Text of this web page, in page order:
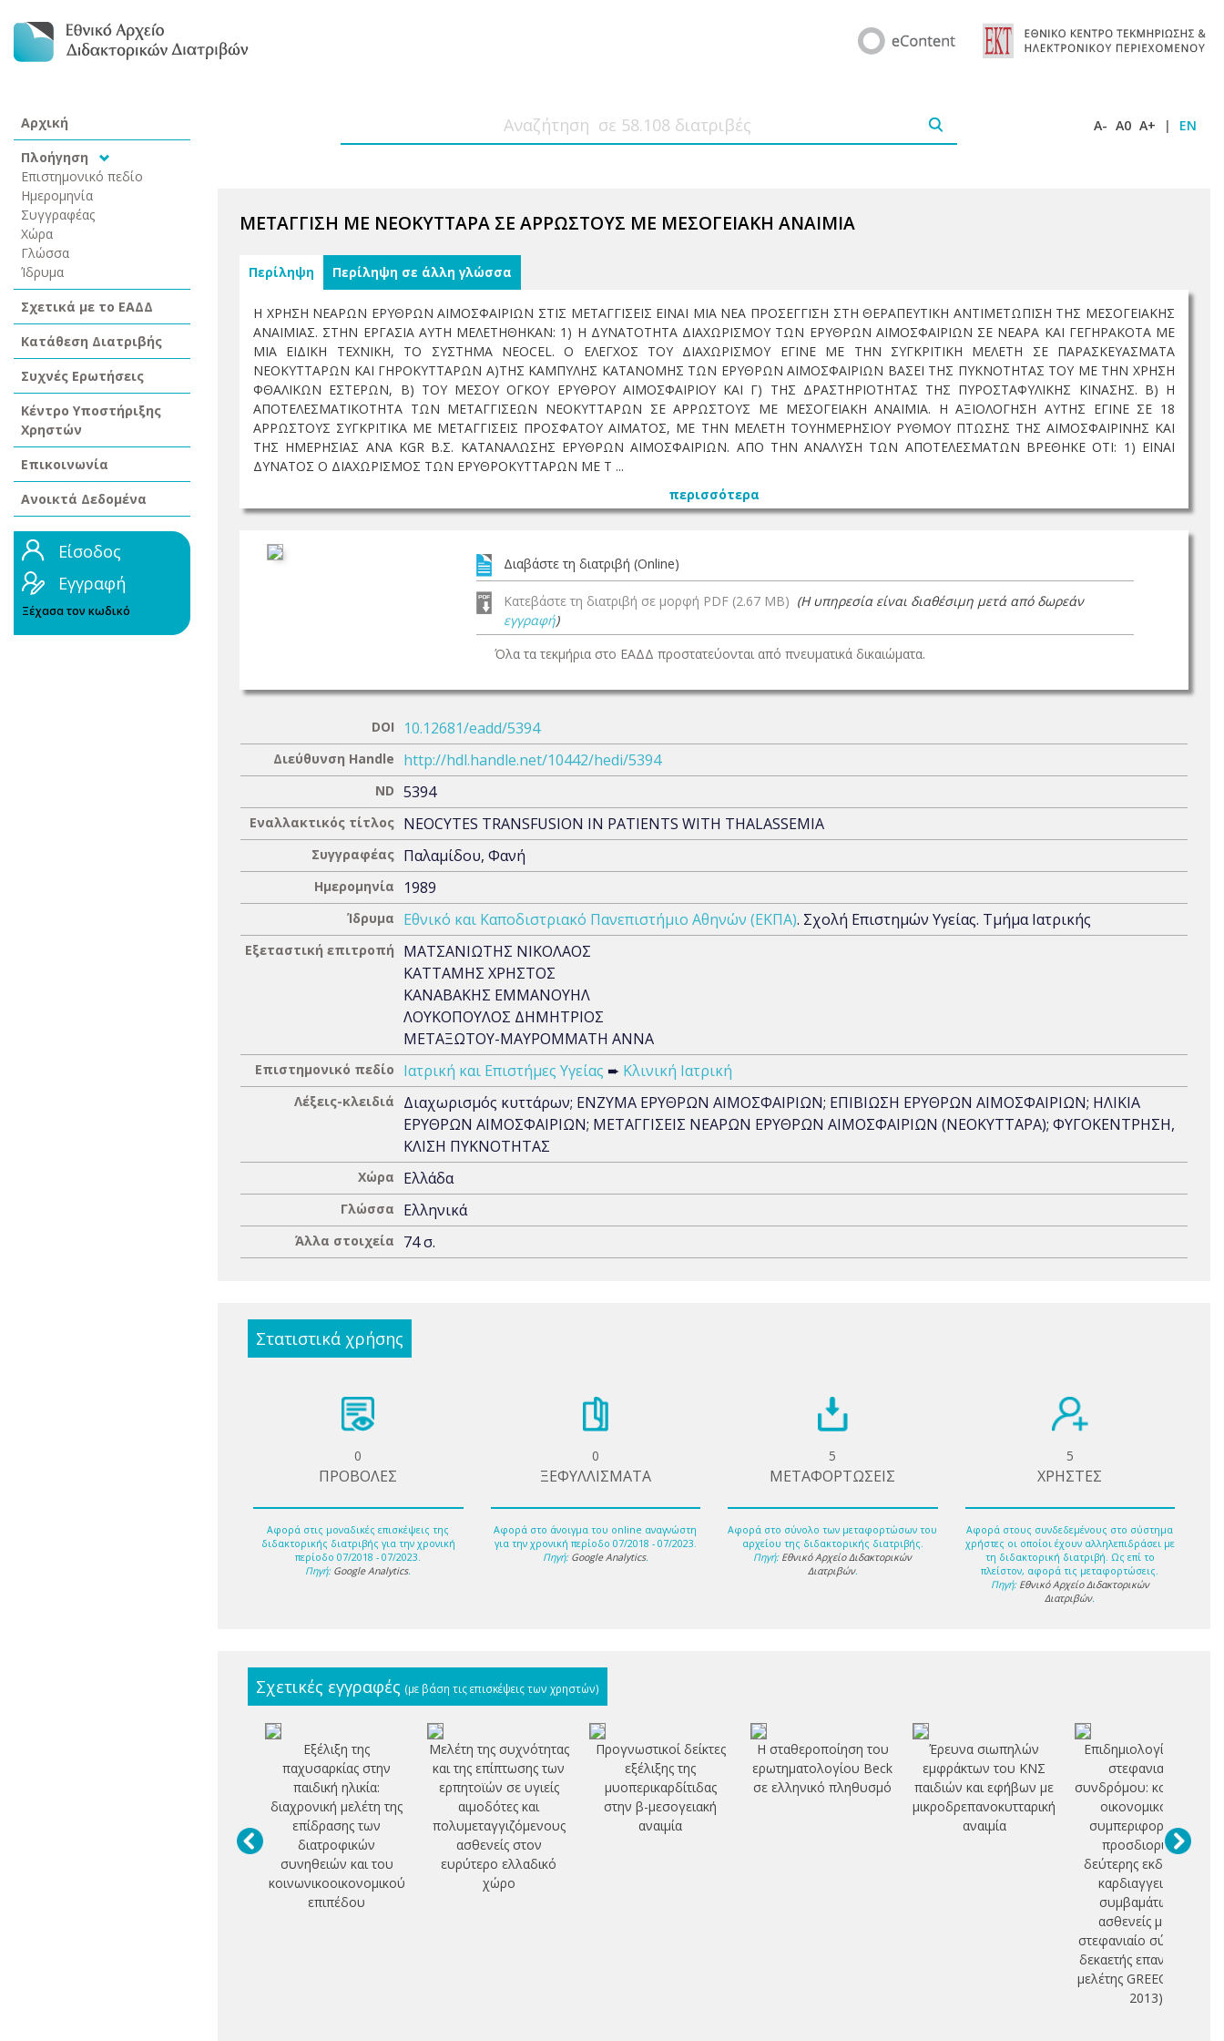
Αρχική
Πλοήγηση
Επιστημονικό πεδίο
Ημερομηνία
Συγγραφέας
Χώρα
Γλώσσα
Ίδρυμα
Σχετικά με το ΕΑΔΔ
Κατάθεση Διατριβής
Συχνές Ερωτήσεις
Κέντρο Υποστήριξης
Χρηστών
Επικοινωνία
Ανοικτά Δεδομένα
Είσοδος
Εγγραφή
Ξέχασα τον κωδικό
A- A0 A+ | EN
ΜΕΤΑΓΓΙΣΗ ΜΕ ΝΕΟΚΥΤΤΑΡΑ ΣΕ ΑΡΡΩΣΤΟΥΣ ΜΕ ΜΕΣΟΓΕΙΑΚΗ ΑΝΑΙΜΙΑ
Περίληψη Περίληψη σε άλλη γλώσσα
Η ΧΡΗΣΗ ΝΕΑΡΩΝ ΕΡΥΘΡΩΝ ΑΙΜΟΣΦΑΙΡΙΩΝ ΣΤΙΣ ΜΕΤΑΓΓΙΣΕΙΣ ΕΙΝΑΙ ΜΙΑ ΝΕΑ ΠΡΟΣΕΓΓΙΣΗ ΣΤΗ ΘΕΡΑΠΕΥΤΙΚΗ ΑΝΤΙΜΕΤΩΠΙΣΗ ΤΗΣ ΜΕΣΟΓΕΙΑΚΗΣ
ΑΝΑΙΜΙΑΣ. ΣΤΗΝ ΕΡΓΑΣΙΑ ΑΥΤΗ ΜΕΛΕΤΗΘΗΚΑΝ: 1) Η ΔΥΝΑΤΟΤΗΤΑ ΔΙΑΧΩΡΙΣΜΟΥ ΤΩΝ ΕΡΥΘΡΩΝ ΑΙΜΟΣΦΑΙΡΙΩΝ ΣΕ ΝΕΑΡΑ ΚΑΙ ΓΕΓΗΡΑΚΟΤΑ ΜΕ
ΜΙΑ ΕΙΔΙΚΗ ΤΕΧΝΙΚΗ, ΤΟ ΣΥΣΤΗΜΑ NEOCEL. Ο ΕΛΕΓΧΟΣ ΤΟΥ ΔΙΑΧΩΡΙΣΜΟΥ ΕΓΙΝΕ ΜΕ ΤΗΝ ΣΥΓΚΡΙΤΙΚΗ ΜΕΛΕΤΗ ΣΕ ΠΑΡΑΣΚΕΥΑΣΜΑΤΑ
ΝΕΟΚΥΤΤΑΡΩΝ ΚΑΙ ΓΗΡΟΚΥΤΤΑΡΩΝ Α)ΤΗΣ ΚΑΜΠΥΛΗΣ ΚΑΤΑΝΟΜΗΣ ΤΩΝ ΕΡΥΘΡΩΝ ΑΙΜΟΣΦΑΙΡΙΩΝ ΒΑΣΕΙ ΤΗΣ ΠΥΚΝΟΤΗΤΑΣ ΤΟΥ ΜΕ ΤΗΝ ΧΡΗΣΗ
ΦΘΑΛΙΚΩΝ ΕΣΤΕΡΩΝ, Β) ΤΟΥ ΜΕΣΟΥ ΟΓΚΟΥ ΕΡΥΘΡΟΥ ΑΙΜΟΣΦΑΙΡΙΟΥ ΚΑΙ Γ) ΤΗΣ ΔΡΑΣΤΗΡΙΟΤΗΤΑΣ ΤΗΣ ΠΥΡΟΣΤΑΦΥΛΙΚΗΣ ΚΙΝΑΣΗΣ. Β) Η
ΑΠΟΤΕΛΕΣΜΑΤΙΚΟΤΗΤΑ ΤΩΝ ΜΕΤΑΓΓΙΣΕΩΝ ΝΕΟΚΥΤΤΑΡΩΝ ΣΕ ΑΡΡΩΣΤΟΥΣ ΜΕ ΜΕΣΟΓΕΙΑΚΗ ΑΝΑΙΜΙΑ. Η ΑΞΙΟΛΟΓΗΣΗ ΑΥΤΗΣ ΕΓΙΝΕ ΣΕ 18
ΑΡΡΩΣΤΟΥΣ ΣΥΓΚΡΙΤΙΚΑ ΜΕ ΜΕΤΑΓΓΙΣΕΙΣ ΠΡΟΣΦΑΤΟΥ ΑΙΜΑΤΟΣ, ΜΕ ΤΗΝ ΜΕΛΕΤΗ ΤΟΥΗΜΕΡΗΣΙΟΥ ΡΥΘΜΟΥ ΠΤΩΣΗΣ ΤΗΣ ΑΙΜΟΣΦΑΙΡΙΝΗΣ ΚΑΙ
ΤΗΣ ΗΜΕΡΗΣΙΑΣ ΑΝΑ KGR Β.Σ. ΚΑΤΑΝΑΛΩΣΗΣ ΕΡΥΘΡΩΝ ΑΙΜΟΣΦΑΙΡΙΩΝ. ΑΠΟ ΤΗΝ ΑΝΑΛΥΣΗ ΤΩΝ ΑΠΟΤΕΛΕΣΜΑΤΩΝ ΒΡΕΘΗΚΕ ΟΤΙ: 1) ΕΙΝΑΙ
ΔΥΝΑΤΟΣ Ο ΔΙΑΧΩΡΙΣΜΟΣ ΤΩΝ ΕΡΥΘΡΟΚΥΤΤΑΡΩΝ ΜΕ Τ ...
περισσότερα
Διαβάστε τη διατριβή (Online)
Κατεβάστε τη διατριβή σε μορφή PDF (2.67 MB) (Η υπηρεσία είναι διαθέσιμη μετά από δωρεάν
εγγραφή)
Όλα τα τεκμήρια στο ΕΑΔΔ προστατεύονται από πνευματικά δικαιώματα.
DOI 10.12681/eadd/5394
Διεύθυνση Handle http://hdl.handle.net/10442/hedi/5394
ND 5394
Εναλλακτικός τίτλος NEOCYTES TRANSFUSION IN PATIENTS WITH THALASSEMIA
Συγγραφέας Παλαμίδου, Φανή
Ημερομηνία 1989
Ίδρυμα Εθνικό και Καποδιστριακό Πανεπιστήμιο Αθηνών (ΕΚΠΑ). Σχολή Επιστημών Υγείας. Τμήμα Ιατρικής
Εξεταστική επιτροπή
ΜΑΤΣΑΝΙΩΤΗΣ ΝΙΚΟΛΑΟΣ
ΚΑΤΤΑΜΗΣ ΧΡΗΣΤΟΣ
ΚΑΝΑΒΑΚΗΣ ΕΜΜΑΝΟΥΗΛ
ΛΟΥΚΟΠΟΥΛΟΣ ΔΗΜΗΤΡΙΟΣ
ΜΕΤΑΞΩΤΟΥ-ΜΑΥΡΟΜΜΑΤΗ ΑΝΝΑ
Επιστημονικό πεδίο Ιατρική και Επιστήμες Υγείας ➨ Κλινική Ιατρική
Λέξεις-κλειδιά
Διαχωρισμός κυττάρων; ΕΝΖΥΜΑ ΕΡΥΘΡΩΝ ΑΙΜΟΣΦΑΙΡΙΩΝ; ΕΠΙΒΙΩΣΗ ΕΡΥΘΡΩΝ ΑΙΜΟΣΦΑΙΡΙΩΝ; ΗΛΙΚΙΑ
ΕΡΥΘΡΩΝ ΑΙΜΟΣΦΑΙΡΙΩΝ; ΜΕΤΑΓΓΙΣΕΙΣ ΝΕΑΡΩΝ ΕΡΥΘΡΩΝ ΑΙΜΟΣΦΑΙΡΙΩΝ (ΝΕΟΚΥΤΤΑΡΑ); ΦΥΓΟΚΕΝΤΡΗΣΗ,
ΚΛΙΣΗ ΠΥΚΝΟΤΗΤΑΣ
Χώρα Ελλάδα
Γλώσσα Ελληνικά
Άλλα στοιχεία 74 σ.
Στατιστικά χρήσης
0
ΠΡΟΒΟΛΕΣ
Αφορά στις μοναδικές επισκέψεις της
διδακτορικής διατριβής για την χρονική
περίοδο 07/2018 - 07/2023.
Πηγή: Google Analytics.
0
ΞΕΦΥΛΛΙΣΜΑΤΑ
Αφορά στο άνοιγμα του online αναγνώστη
για την χρονική περίοδο 07/2018 - 07/2023.
Πηγή: Google Analytics.
5
ΜΕΤΑΦΟΡΤΩΣΕΙΣ
Αφορά στο σύνολο των μεταφορτώσων του
αρχείου της διδακτορικής διατριβής.
Πηγή: Εθνικό Αρχείο Διδακτορικών
Διατριβών.
5
ΧΡΗΣΤΕΣ
Αφορά στους συνδεδεμένους στο σύστημα
χρήστες οι οποίοι έχουν αλληλεπιδράσει με
τη διδακτορική διατριβή. Ως επί το
πλείστον, αφορά τις μεταφορτώσεις.
Πηγή: Εθνικό Αρχείο Διδακτορικών
Διατριβών.
Σχετικές εγγραφές (με βάση τις επισκέψεις των χρηστών)
Εξέλιξη της
παχυσαρκίας στην
παιδική ηλικία:
διαχρονική μελέτη της
επίδρασης των
διατροφικών
συνηθειών και του
κοινωνικοοικονομικού
επιπέδου
Μελέτη της συχνότητας
και της επίπτωσης των
ερπητοϊών σε υγιείς
αιμοδότες και
πολυμεταγγιζόμενους
ασθενείς στον
ευρύτερο ελλαδικό
χώρο
Προγνωστικοί δείκτες
εξέλιξης της
μυοπερικαρδίτιδας
στην β-μεσογειακή
αναιμία
Η σταθεροποίηση του
ερωτηματολογίου Beck
σε ελληνικό πληθυσμό
Έρευνα σιωπηλών
εμφράκτων του ΚΝΣ
παιδιών και εφήβων με
μικροδρεπανοκυτταρική
αναιμία
Επιδημιολογία οξέος
στεφανιαίου
συνδρόμου: κοινωνικό-
οικονομικοί και
συμπεριφοριστικοί
προσδιοριστές
δεύτερης εκδήλωσης
καρδιαγγειακών
συμβαμάτων σε
ασθενείς με οξύ
στεφανιαίο σύνδρομο:
δεκαετής επανέλεγχος
μελέτης GREECS (2003-
2013)